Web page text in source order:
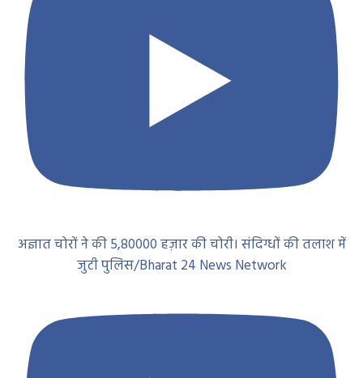
अज्ञात चोरों ने की 5,80000 हज़ार की चोरी। संदिग्धों की तलाश में
जुटी पुलिस/Bharat 24 News Network